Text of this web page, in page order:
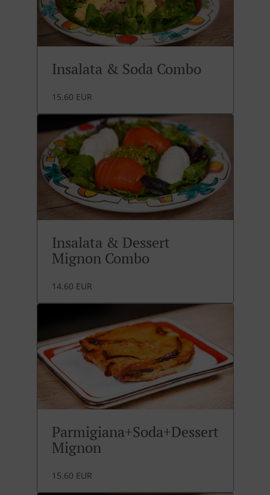
Insalata & Soda Combo
15.60 EUR
Insalata & Dessert
Mignon Combo
14.60 EUR
Parmigiana+Soda+Dessert
Mignon
15.60 EUR